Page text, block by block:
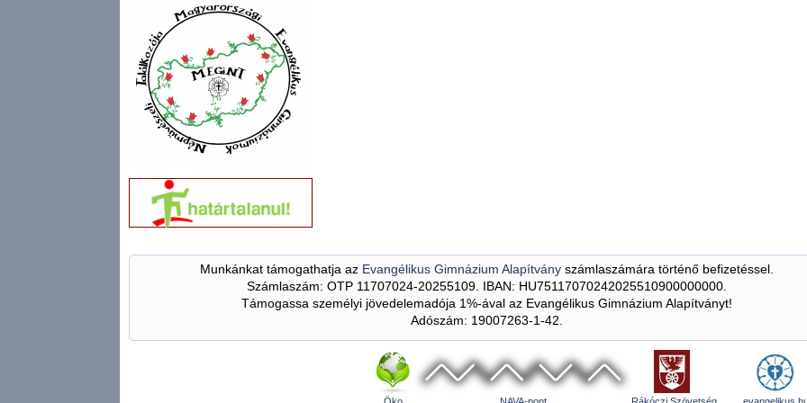
Munkánkat támogathatja az Evangélikus Gimnázium Alapítványszámlaszámára történő befizetéssel.
Számlaszám: OTP 11707024-20255109. IBAN: HU75117070242025510900000000.
Támogassa személyi jövedelemadója 1%-ával az Evangélikus Gimnázium Alapítványt!
Adószám: 19007263-1-42.